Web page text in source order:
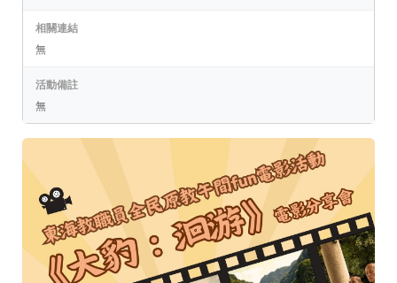
相關連結
無
活動備註
無